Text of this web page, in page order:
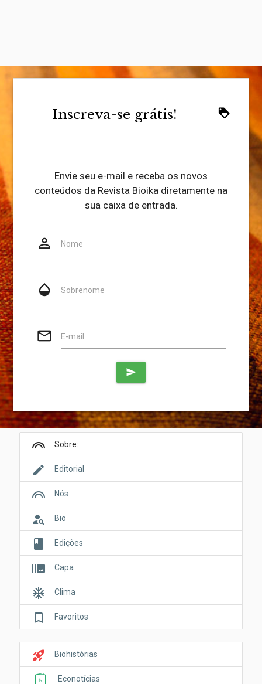
loyalty
Inscreva-se grátis!
Envie seu e-mail e receba os novos
conteúdos da Revista Bioika diretamente na
sua caixa de entrada.
person_outline Nome
opacity Sobrenome
mail_outline E-mail
Website
send
looks Sobre:
edit Editorial
looks Nós
person_search Bio
book Edições
burst_mode Capa
ac_unit Clima
bookmark_border Favoritos
rocket_launch Biohistórias
Econotícias